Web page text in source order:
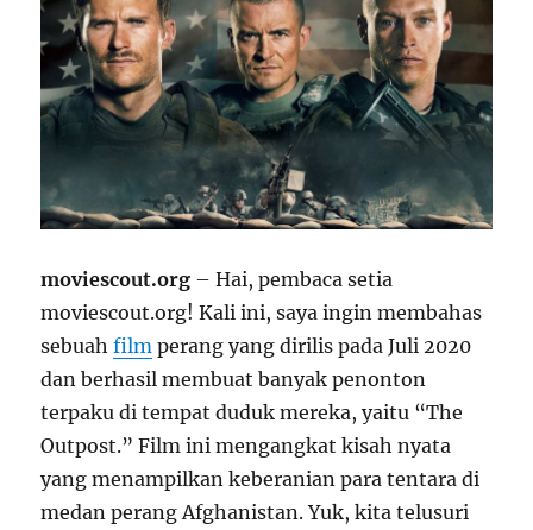
moviescout.org – Hai, pembaca setia
moviescout.org! Kali ini, saya ingin membahas
sebuahfilm perang yang dirilis pada Juli 2020
dan berhasil membuat banyak penonton
terpaku di tempat duduk mereka, yaitu “The
Outpost.” Film ini mengangkat kisah nyata
yang menampilkan keberanian para tentara di
medan perang Afghanistan. Yuk, kita telusuri